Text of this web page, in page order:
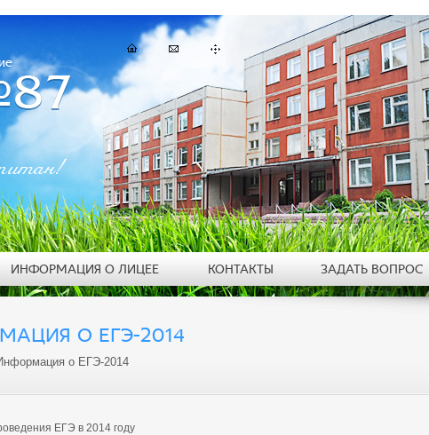
О ЕГЭ-2014
о ЕГЭ-2014
ЕГЭ в 2014 году
ИНФОРМАЦИЯ О ЛИЦЕЕ КОНТАКТЫ ЗАДАТЬ ВОПРОС